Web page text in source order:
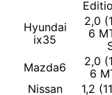
Hyundai
ix35
2,0
6
Mazda6
2,0
6
Nissan
1,2